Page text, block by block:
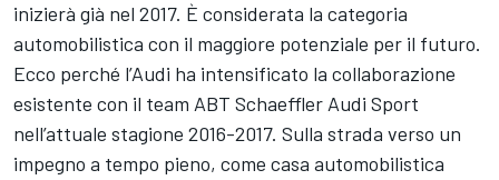
inizierà già nel 2017. È considerata la categoria
automobilistica con il maggiore potenziale per il futuro.
Ecco perché l’Audi ha intensificato la collaborazione
esistente con il team ABT Schaeffler Audi Sport
nell’attuale stagione 2016-2017. Sulla strada verso un
impegno a tempo pieno, come casa automobilistica